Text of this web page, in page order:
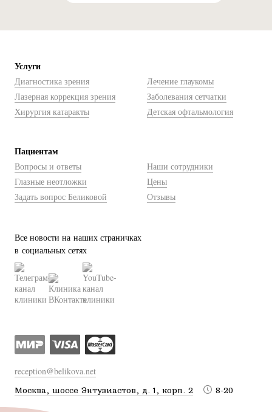
Услуги
Диагностика зрения
Лазерная коррекция зрения
Хирургия катаракты
Лечение глаукомы
Заболевания сетчатки
Детская офтальмология
Пациентам
Вопросы и ответы
Глазные неотложки
Задать вопрос Беликовой
Наши сотрудники
Цены
Отзывы
Все новости на наших страничках
в социальных сетях
reception@belikova.net
Москва, шоссе Энтузиастов, д. 1, корп. 2 8-20